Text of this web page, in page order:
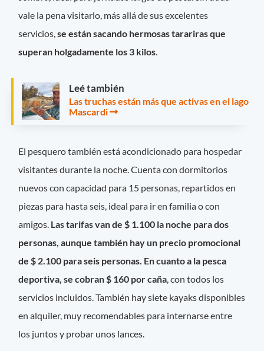
vale la pena visitarlo, más allá de sus excelentes
servicios,se están sacando hermosas tarariras que
superan holgadamente los 3 kilos.
Leé también
Las truchas están más que activas en el lago
Mascardi
El pesquero también está acondicionado para hospedar
visitantes durante la noche. Cuenta con dormitorios
nuevos con capacidad para 15 personas, repartidos en
piezas para hasta seis, ideal para ir en familia o con
amigos. Las tarifas van de $ 1.100 la noche para dos
personas, aunque también hay un precio promocional
de $ 2.100 para seis personas. En cuanto a la pesca
deportiva, se cobran $ 160 por caña, con todos los
servicios incluidos. También hay siete kayaks disponibles
en alquiler, muy recomendables para internarse entre
los juntos y probar unos lances.